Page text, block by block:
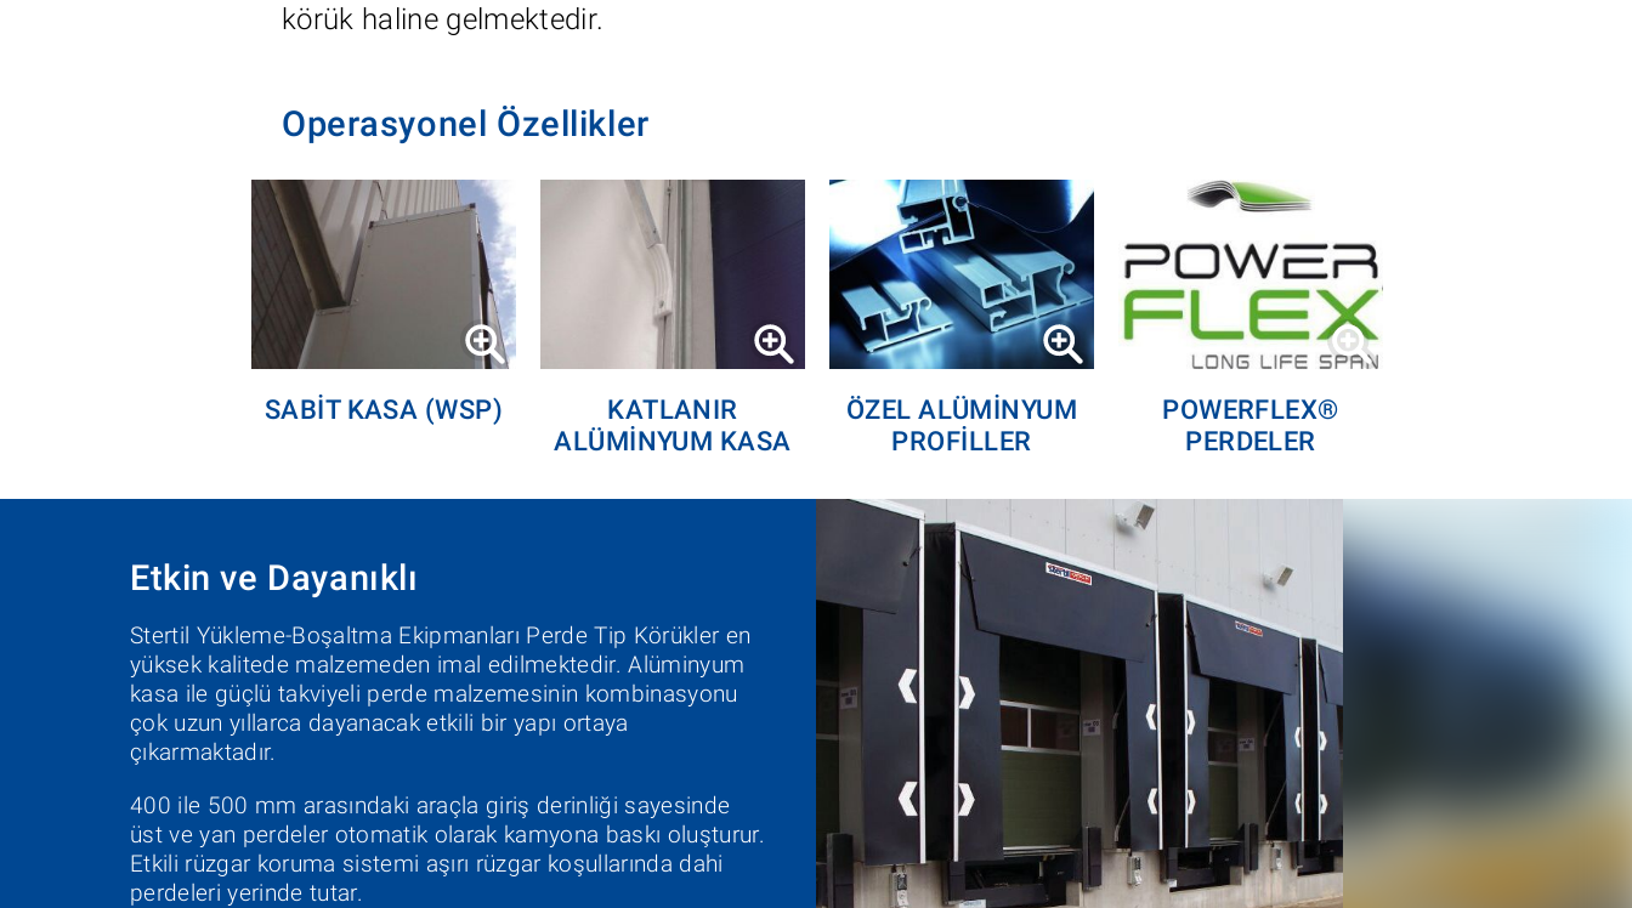
körük haline gelmektedir.
Operasyonel Özellikler
SABIT KASA (WSP)
KATLANIR
ALÜMINYUM KASA
ÖZEL ALÜMINYUM
PROFILLER
POWERFLEX®
PERDELER
Etkin ve Dayanıklı
Stertil Yükleme-Boşaltma Ekipmanları Perde Tip Körükler en
yüksek kalitede malzemeden imal edilmektedir. Alüminyum
kasa ile güçlü takviyeli perde malzemesinin kombinasyonu
çok uzun yıllarca dayanacak etkili bir yapı ortaya
çıkarmaktadır.
400 ile 500 mm arasındaki araçla giriş derinliği sayesinde
üst ve yan perdeler otomatik olarak kamyona baskı oluşturur.
Etkili rüzgar koruma sistemi aşırı rüzgar koşullarında dahi
perdeleri yerinde tutar.